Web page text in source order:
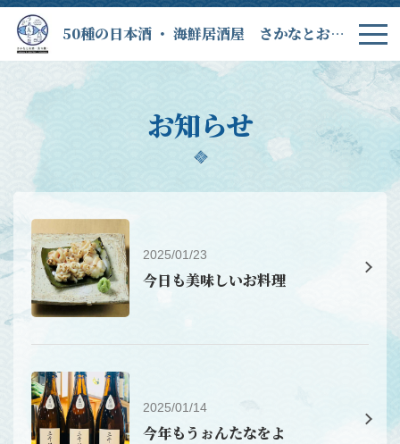
50種の日本酒 ・ 海鮮居酒屋 さかなとお酒 うぉんたな
お知らせ
2025/01/23
今日も美味しいお料理
2025/01/14
今年もうぉんたなをよ